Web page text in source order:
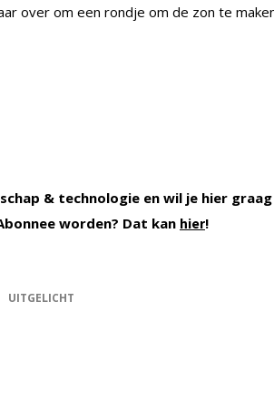
over om een rondje om de zon te
& technologie en wil je hier
worden? Dat kan hier!
UITGELICHT